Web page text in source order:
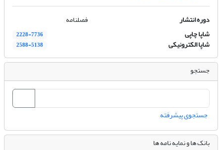
دوره انتشار
فصلنامه
شاپا چاپی
2228-7736
شاپا الکترونیکی 2588-5138
جستجو
جستجوی پیشرفته
بانک ها و نمایه نامه ها